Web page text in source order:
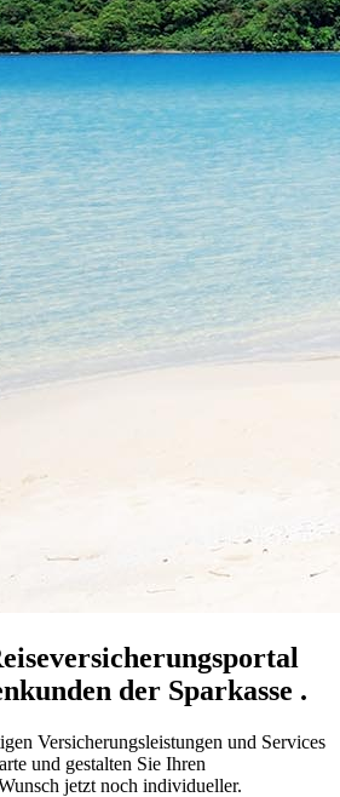
der Sparkasse .
Versicherungsleistungen und Services
und gestalten Sie Ihren
jetzt noch individueller.